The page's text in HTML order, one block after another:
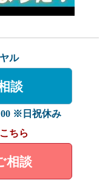
ル
談
※日祝休み
ちら
相談